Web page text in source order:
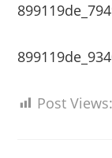
Post Views: